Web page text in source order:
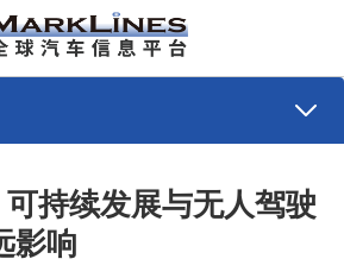
持续发展与无人驾驶
影响